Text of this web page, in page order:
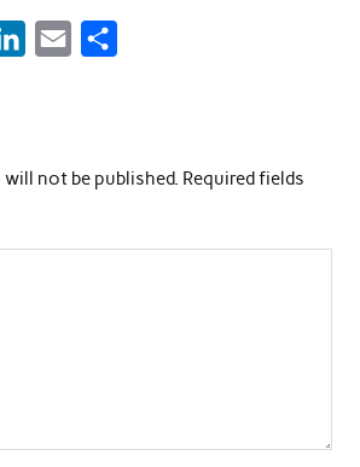
e
I
l
e
will not be published. Required fields